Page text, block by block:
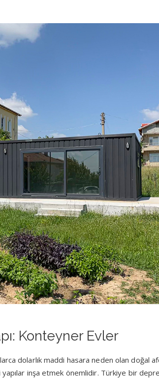
Konteyner Evler
dolarlık maddi hasara neden olan doğal
inşa etmek önemlidir. Türkiye bir